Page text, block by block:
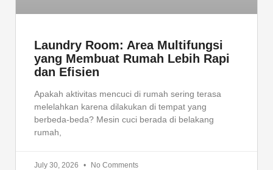
Laundry Room: Area Multifungsi
yang Membuat Rumah Lebih Rapi
dan Efisien
Apakah aktivitas mencuci di rumah sering terasa
melelahkan karena dilakukan di tempat yang
berbeda-beda? Mesin cuci berada di belakang
rumah,
July 30, 2026 No Comments